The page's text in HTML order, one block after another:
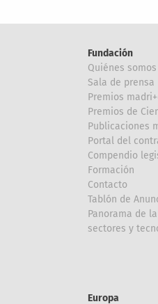
Fundación
Quiénes somos
Sala de prensa
Premios
Premios de
Publicaciones
Portal del
Compendio
Formación
Contacto
Tablón de
Panorama de
sectores y
Europa